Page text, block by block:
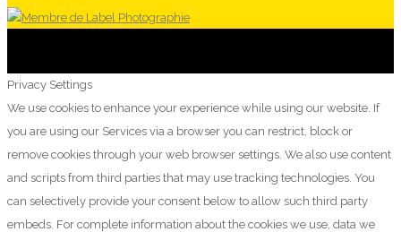
Privacy Settings
We use cookies to enhance your experience while using our website. If
you are using our Services via a browser you can restrict, block or
remove cookies through your web browser settings. We also use content
and scripts from third parties that may use tracking technologies. You
can selectively provide your consent below to allow such third party
embeds. For complete information about the cookies we use, data we